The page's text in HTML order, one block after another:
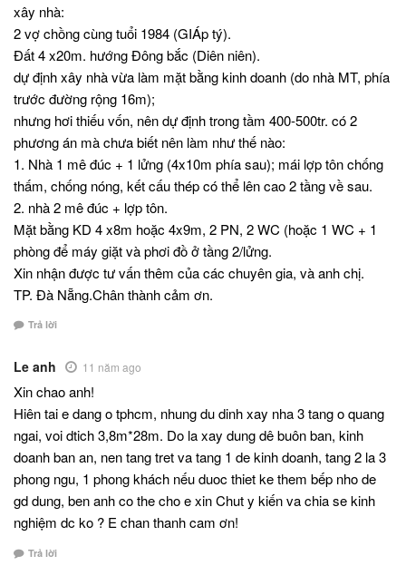
xây nhà:
2 vợ chồng cùng tuổi 1984 (GIÁp tý).
Đất 4 x20m. hướng Đông bắc (Diên niên).
dự định xây nhà vừa làm mặt bằng kinh doanh (do nhà MT, phía
trước đường rộng 16m);
nhưng hơi thiếu vốn, nên dự định trong tầm 400-500tr. có 2
phương án mà chưa biết nên làm như thế nào:
1. Nhà 1 mê đúc + 1 lửng (4x10m phía sau); mái lợp tôn chống
thấm, chống nóng, kết cấu thép có thể lên cao 2 tầng về sau.
2. nhà 2 mê đúc + lợp tôn.
Mặt bằng KD 4 x8m hoặc 4x9m, 2 PN, 2 WC (hoặc 1 WC + 1
phòng để máy giặt và phơi đồ ở tầng 2/lửng.
Xin nhận được tư vấn thêm của các chuyên gia, và anh chị.
TP. Đà Nẵng.Chân thành cảm ơn.
Trả lời
Le anh 11 năm ago
Xin chao anh!
Hiên tai e dang o tphcm, nhung du dinh xay nha 3 tang o quang
ngai, voi dtich 3,8m*28m. Do la xay dung dê buôn ban, kinh
doanh ban an, nen tang tret va tang 1 de kinh doanh, tang 2 la 3
phong ngu, 1 phong khách nếu duoc thiet ke them bếp nho de
gd dung, ben anh co the cho e xin Chut y kiến va chia se kinh
nghiệm dc ko ? E chan thanh cam ơn!
Trả lời